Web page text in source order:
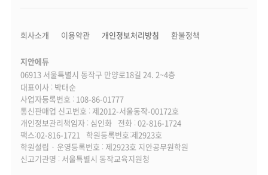
회사소개 이용약관 개인정보처리방침 환불정책
지안에듀
06913 서울특별시 동작구 만양로18길 24. 2~4층
대표이사 : 박태순
사업자등록번호 : 108-86-01777
통신판매업 신고번호 : 제2012-서울동작-00172호
개인정보관리책임자 : 심인화
전화 : 02-816-1724
팩스:02-816-1721
학원등록번호:제2923호
학원설립 · 운영등록번호 : 제2923호 지안공무원학원
신고기관명 : 서울특별시 동작교육지원청